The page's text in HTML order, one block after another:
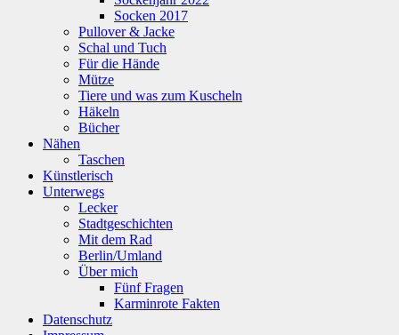
Socken 2017
Pullover & Jacke
Schal und Tuch
Für die Hände
Mütze
Tiere und was zum Kuscheln
Häkeln
Bücher
Nähen
Taschen
Künstlerisch
Unterwegs
Lecker
Stadtgeschichten
Mit dem Rad
Berlin/Umland
Über mich
Fünf Fragen
Karminrote Fakten
Datenschutz